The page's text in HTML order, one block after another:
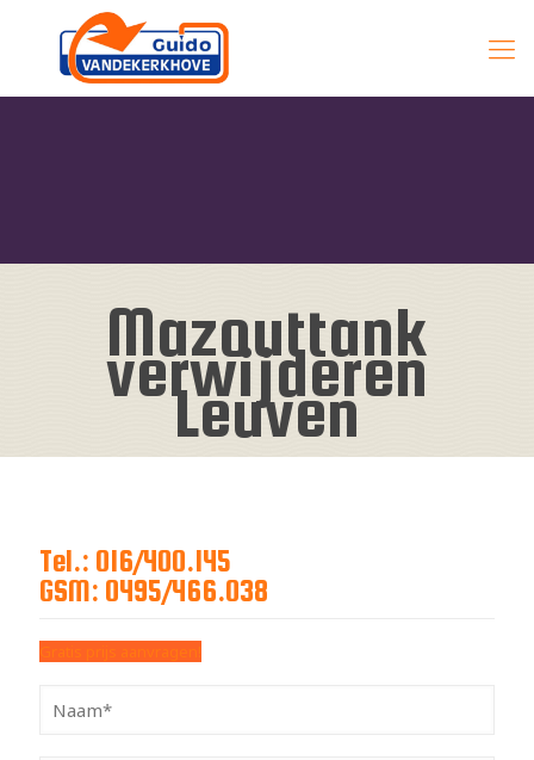
Mazouttank
verwijderen
Leuven
Tel.: 016/400.145
GSM: 0495/466.038